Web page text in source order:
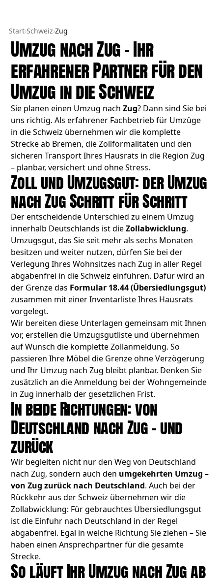
Start›Schweiz›Zug
Umzug nach Zug – Ihr
erfahrener Partner für den
Umzug in die Schweiz
Sie planen einen Umzug nachZug? Dann sind Sie bei
uns richtig. Als erfahrener Fachbetrieb für Umzüge
in die Schweiz übernehmen wir die komplette
Strecke ab Bremen, die Zollformalitäten und den
sicheren Transport Ihres Hausrats in die Region Zug
– planbar, versichert und ohne Stress.
Zoll und Umzugsgut: der Umzug
nach Zug Schritt für Schritt
Der entscheidende Unterschied zu einem Umzug
innerhalb Deutschlands ist dieZollabwicklung.
Umzugsgut, das Sie seit mehr als sechs Monaten
besitzen und weiter nutzen, dürfen Sie bei der
Verlegung Ihres Wohnsitzes nach Zug in aller Regel
abgabenfrei in die Schweiz einführen. Dafür wird an
der Grenze das Formular 18.44 (Übersiedlungsgut)
zusammen mit einer Inventarliste Ihres Hausrats
vorgelegt.
Wir bereiten diese Unterlagen gemeinsam mit Ihnen
vor, erstellen die Umzugsgutliste und übernehmen
auf Wunsch die komplette Zollanmeldung. So
passieren Ihre Möbel die Grenze ohne Verzögerung
und Ihr Umzug nach Zug bleibt planbar. Denken Sie
zusätzlich an die Anmeldung bei der Wohngemeinde
in Zug innerhalb der gesetzlichen Frist.
In beide Richtungen: von
Deutschland nach Zug – und
zurück
Wir begleiten nicht nur den Weg von Deutschland
nach Zug, sondern auch den umgekehrten Umzug –
von Zug zurück nach Deutschland. Auch bei der
Rückkehr aus der Schweiz übernehmen wir die
Zollabwicklung: Für gebrauchtes Übersiedlungsgut
ist die Einfuhr nach Deutschland in der Regel
abgabenfrei. Egal in welche Richtung Sie ziehen – Sie
haben einen Ansprechpartner für die gesamte
Strecke.
So läuft Ihr Umzug nach Zug ab